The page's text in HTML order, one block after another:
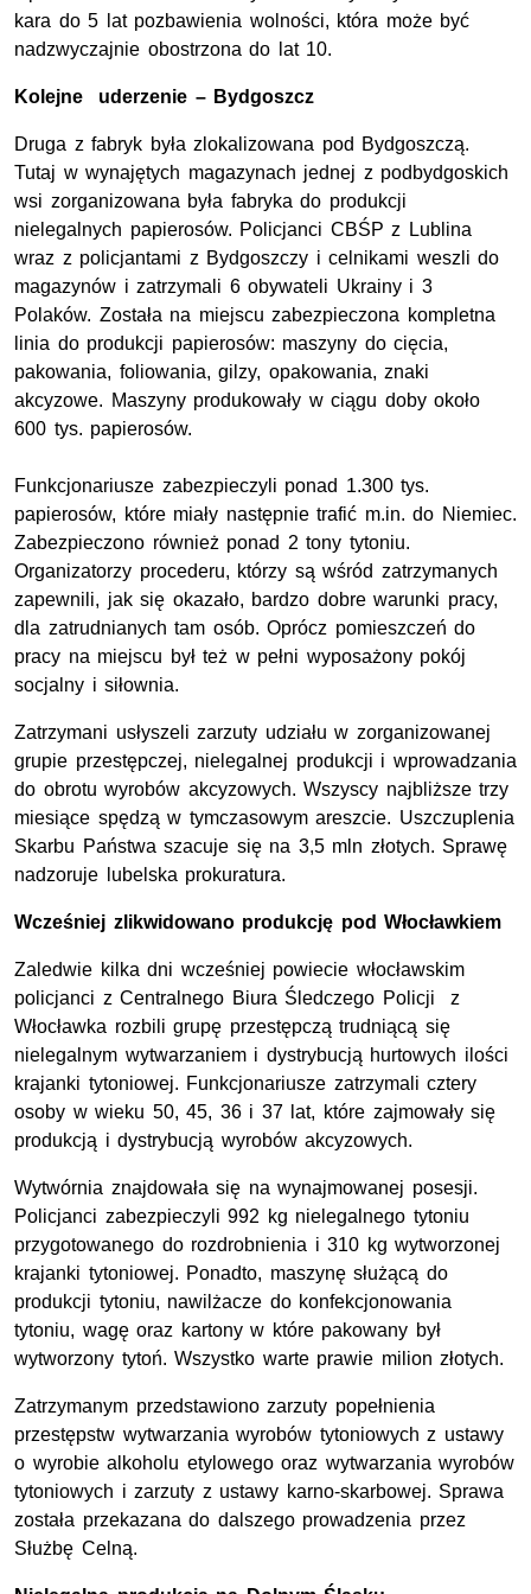
kara do 5 lat pozbawienia wolności, która może być
nadzwyczajnie obostrzona do lat 10.
Kolejne uderzenie – Bydgoszcz
Druga z fabryk była zlokalizowana pod Bydgoszczą.
Tutaj w wynajętych magazynach jednej z podbydgoskich
wsi zorganizowana była fabryka do produkcji
nielegalnych papierosów. Policjanci CBŚP z Lublina
wraz z policjantami z Bydgoszczy i celnikami weszli do
magazynów i zatrzymali 6 obywateli Ukrainy i 3
Polaków. Została na miejscu zabezpieczona kompletna
linia do produkcji papierosów: maszyny do cięcia,
pakowania, foliowania, gilzy, opakowania, znaki
akcyzowe. Maszyny produkowały w ciągu doby około
600 tys. papierosów.
Funkcjonariusze zabezpieczyli ponad 1.300 tys.
papierosów, które miały następnie trafić m.in. do Niemiec.
Zabezpieczono również ponad 2 tony tytoniu.
Organizatorzy procederu, którzy są wśród zatrzymanych
zapewnili, jak się okazało, bardzo dobre warunki pracy,
dla zatrudnianych tam osób. Oprócz pomieszczeń do
pracy na miejscu był też w pełni wyposażony pokój
socjalny i siłownia.
Zatrzymani usłyszeli zarzuty udziału w zorganizowanej
grupie przestępczej, nielegalnej produkcji i wprowadzania
do obrotu wyrobów akcyzowych. Wszyscy najbliższe trzy
miesiące spędzą w tymczasowym areszcie. Uszczuplenia
Skarbu Państwa szacuje się na 3,5 mln złotych. Sprawę
nadzoruje lubelska prokuratura.
Wcześniej zlikwidowano produkcję pod Włocławkiem
Zaledwie kilka dni wcześniej powiecie włocławskim
policjanci z Centralnego Biura Śledczego Policji z
Włocławka rozbili grupę przestępczą trudniącą się
nielegalnym wytwarzaniem i dystrybucją hurtowych ilości
krajanki tytoniowej. Funkcjonariusze zatrzymali cztery
osoby w wieku 50, 45, 36 i 37 lat, które zajmowały się
produkcją i dystrybucją wyrobów akcyzowych.
Wytwórnia znajdowała się na wynajmowanej posesji.
Policjanci zabezpieczyli 992 kg nielegalnego tytoniu
przygotowanego do rozdrobnienia i 310 kg wytworzonej
krajanki tytoniowej. Ponadto, maszynę służącą do
produkcji tytoniu, nawilżacze do konfekcjonowania
tytoniu, wagę oraz kartony w które pakowany był
wytworzony tytoń. Wszystko warte prawie milion złotych.
Zatrzymanym przedstawiono zarzuty popełnienia
przestępstw wytwarzania wyrobów tytoniowych z ustawy
o wyrobie alkoholu etylowego oraz wytwarzania wyrobów
tytoniowych i zarzuty z ustawy karno-skarbowej. Sprawa
została przekazana do dalszego prowadzenia przez
Służbę Celną.